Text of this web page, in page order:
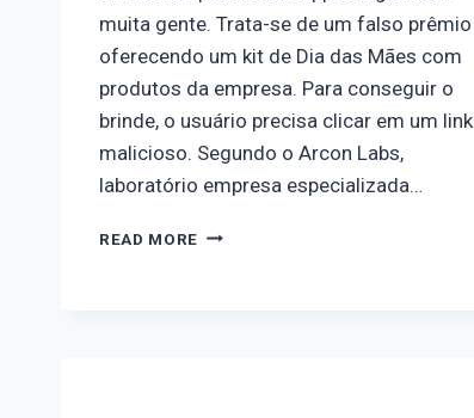
muita gente. Trata-se de um falso prêmio
oferecendo um kit de Dia das Mães com
produtos da empresa. Para conseguir o
brinde, o usuário precisa clicar em um link
malicioso. Segundo o Arcon Labs,
laboratório empresa especializada…
READ MORE